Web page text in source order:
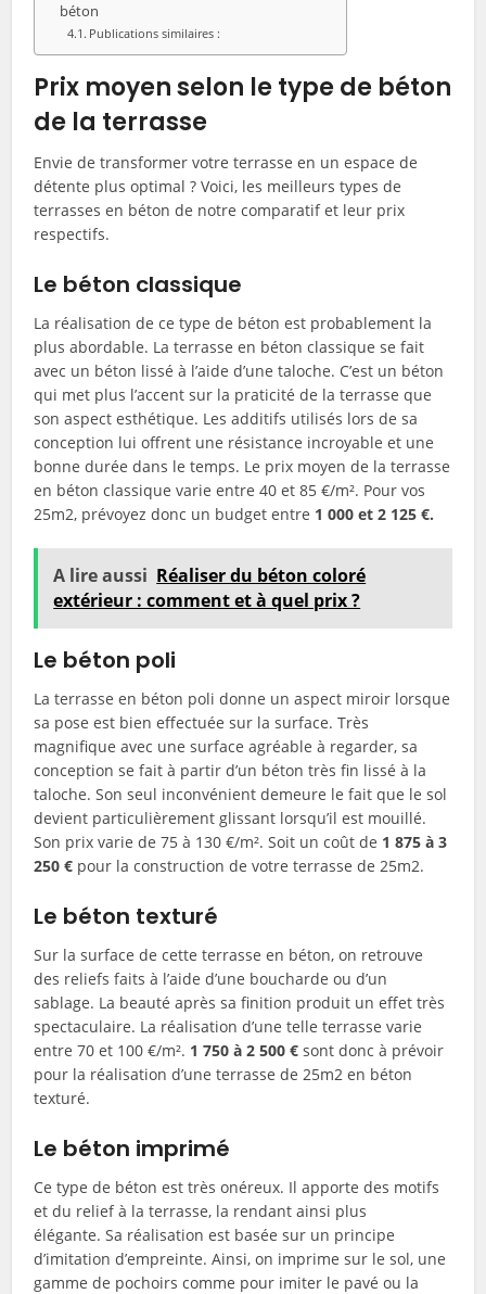
béton
Publications similaires :
Prix moyen selon le type de béton
de la terrasse
Envie de transformer votre terrasse en un espace de
détente plus optimal ? Voici, les meilleurs types de
terrasses en béton de notre comparatif et leur prix
respectifs.
Le béton classique
La réalisation de ce type de béton est probablement la
plus abordable. La terrasse en béton classique se fait
avec un béton lissé à l’aide d’une taloche. C’est un béton
qui met plus l’accent sur la praticité de la terrasse que
son aspect esthétique. Les additifs utilisés lors de sa
conception lui offrent une résistance incroyable et une
bonne durée dans le temps. Le prix moyen de la terrasse
en béton classique varie entre 40 et 85 €/m². Pour vos
25m2, prévoyez donc un budget entre 1 000 et 2 125 €.
A lire aussi Réaliser du béton coloré
extérieur : comment et à quel prix ?
Le béton poli
La terrasse en béton poli donne un aspect miroir lorsque
sa pose est bien effectuée sur la surface. Très
magnifique avec une surface agréable à regarder, sa
conception se fait à partir d’un béton très fin lissé à la
taloche. Son seul inconvénient demeure le fait que le sol
devient particulièrement glissant lorsqu’il est mouillé.
Son prix varie de 75 à 130 €/m². Soit un coût de 1 875 à 3
250 € pour la construction de votre terrasse de 25m2.
Le béton texturé
Sur la surface de cette terrasse en béton, on retrouve
des reliefs faits à l’aide d’une boucharde ou d’un
sablage. La beauté après sa finition produit un effet très
spectaculaire. La réalisation d’une telle terrasse varie
entre 70 et 100 €/m². 1 750 à 2 500 €sont donc à prévoir
pour la réalisation d’une terrasse de 25m2 en béton
texturé.
Le béton imprimé
Ce type de béton est très onéreux. Il apporte des motifs
et du relief à la terrasse, la rendant ainsi plus
élégante. Sa réalisation est basée sur un principe
d’imitation d’empreinte. Ainsi, on imprime sur le sol, une
gamme de pochoirs comme pour imiter le pavé ou la